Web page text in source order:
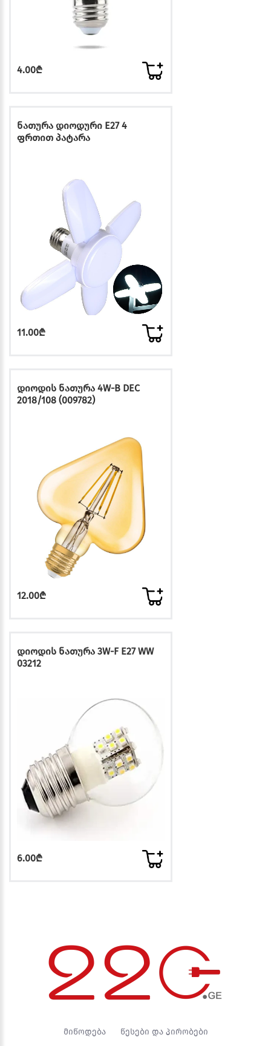
4.00₾
ნათურა დიოდური E27 4
ფრთით პატარა
11.00₾
დიოდის ნათურა 4W-B DEC
2018/108 (009782)
12.00₾
დიოდის ნათურა 3W-F E27 WW
03212
6.00₾
მიწოდება წესები და პირობები